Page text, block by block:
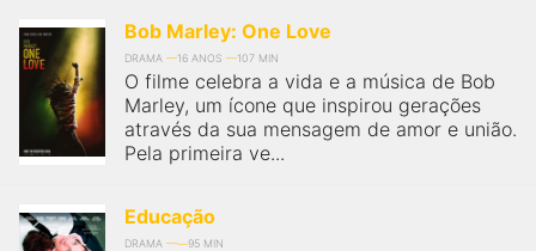
Bob Marley: One Love
DRAMA 16 ANOS 107 MIN
O filme celebra a vida e a música de Bob
Marley, um ícone que inspirou gerações
através da sua mensagem de amor e união.
Pela primeira ve...
Educação
DRAMA 95 MIN